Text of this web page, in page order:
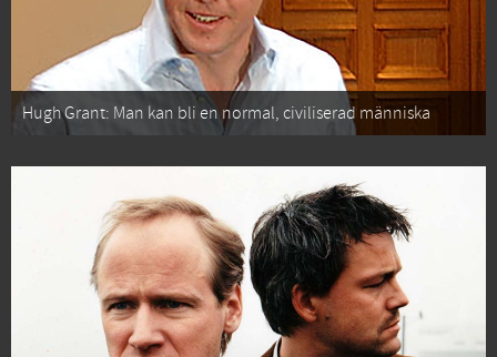
Hugh Grant: Man kan bli en normal, civiliserad människa